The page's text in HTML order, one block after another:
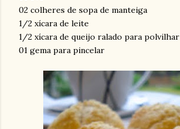
02 colheres de sopa de manteiga
1/2 xícara de leite
1/2 xícara de queijo ralado para polvilhar
01 gema para pincelar